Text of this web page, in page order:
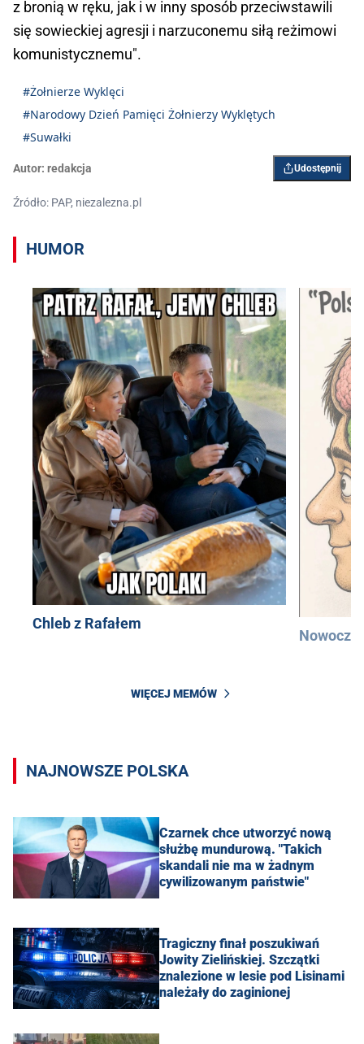
z bronią w ręku, jak i w inny sposób przeciwstawili
się sowieckiej agresji i narzuconemu siłą reżimowi
komunistycznemu".
#Żołnierze Wyklęci
#Narodowy Dzień Pamięci Żołnierzy Wyklętych
#Suwałki
Autor: redakcja Udostępnij
Źródło: PAP, niezalezna.pl
HUMOR
Chleb z Rafałem
WIĘCEJ MEMÓW
NAJNOWSZE POLSKA
Czarnek chce utworzyć nową
służbę mundurową. "Takich
skandali nie ma w żadnym
cywilizowanym państwie"
Tragiczny finał poszukiwań
Jowity Zielińskiej. Szczątki
znalezione w lesie pod Lisinami
należały do zaginionej